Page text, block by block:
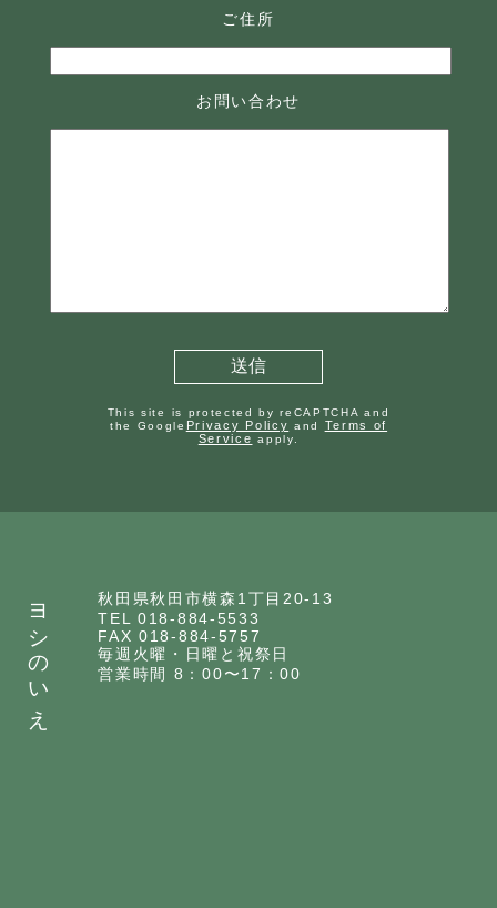
ご住所
お問い合わせ
This site is protected by reCAPTCHA and
the Google Privacy Policy and Terms of
Service apply.
ヨシのいえ
秋田県秋田市横森1丁目20-13
TEL 018-884-5533
FAX 018-884-5757
毎週火曜・日曜と祝祭日
営業時間 8：00〜17：00